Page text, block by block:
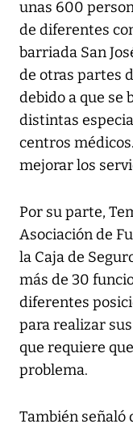
unas 600
de diferentes
barriada San
de otras partes
debido a que se
distintas
centros
mejorar los
Por su parte,
Asociación de
la Caja de
más de 30
diferentes
para realizar
que requiere
problema.
También señaló